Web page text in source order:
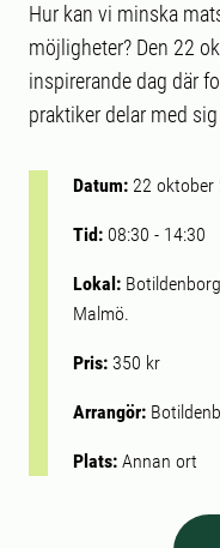
Hur kan vi minska
möjligheter? Den 22
inspirerande dag där
praktiker delar med
Datum: 22 oktober
Tid: 08:30 - 14:30
Lokal:
Malmö.
Pris: 350 kr
Arrangör:
Plats: Annan ort